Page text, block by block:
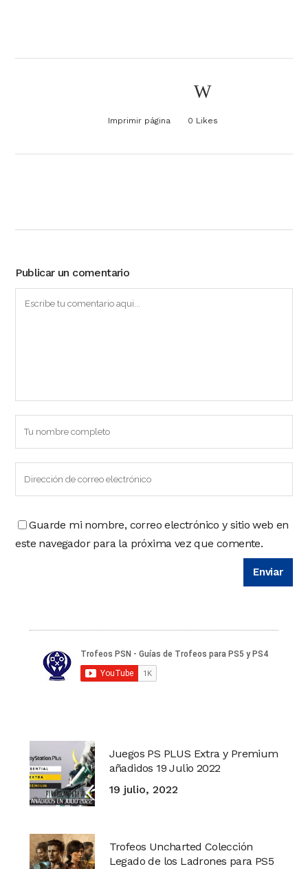
Imprimir página 0 Likes
Publicar un comentario
Guarde mi nombre, correo electrónico y sitio web en
este navegador para la próxima vez que comente.
Juegos PS PLUS Extra y Premium
añadidos 19 Julio 2022
19 julio, 2022
Trofeos Uncharted Colección
Legado de los Ladrones para PS5